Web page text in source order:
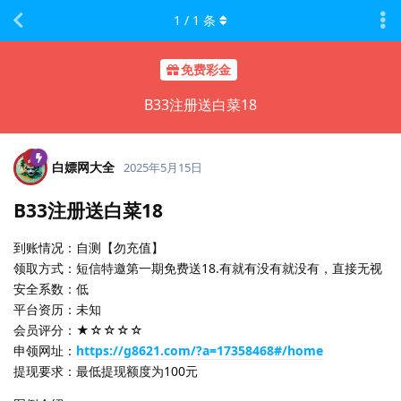
免费彩金
B33注册送白菜18
1 / 1 条
白嫖网大全 2025年5月15日
B33注册送白菜18
到账情况：自测【勿充值】
领取方式：短信特邀第一期免费送18.有就有没有就没有，直接无视
安全系数：低
平台资历：未知
会员评分：★☆☆☆☆
申领网址： https://g8621.com/?a=17358468#/home
提现要求：最低提现额度为100元